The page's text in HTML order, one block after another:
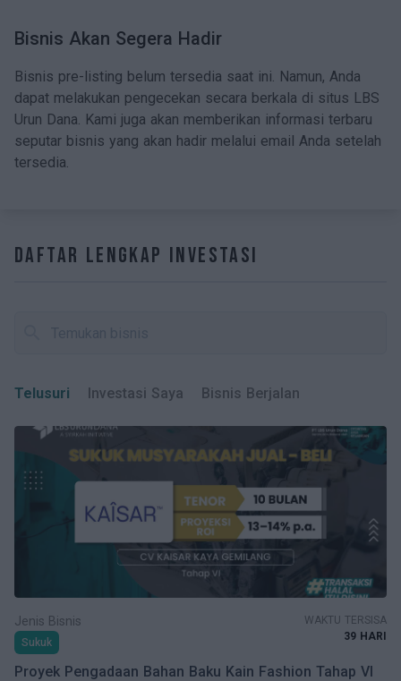
Bisnis Akan Segera Hadir
Bisnis pre-listing belum tersedia saat ini. Namun, Anda
dapat melakukan pengecekan secara berkala di situs LBS
Urun Dana. Kami juga akan memberikan informasi terbaru
seputar bisnis yang akan hadir melalui email Anda setelah
tersedia.
Daftar Lengkap Investasi
Telusuri Investasi Saya Bisnis Berjalan
Jenis Bisnis
Sukuk
WAKTU TERSISA
39 HARI
Proyek Pengadaan Bahan Baku Kain Fashion Tahap VI